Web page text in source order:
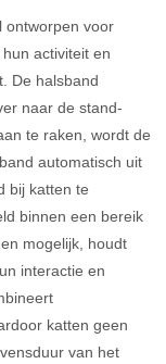
ontworpen voor
activiteit en
De halsband
naar de stand-
te raken, wordt de
automatisch uit
bij katten te
binnen een bereik
mogelijk, houdt
interactie en
katten geen
van het